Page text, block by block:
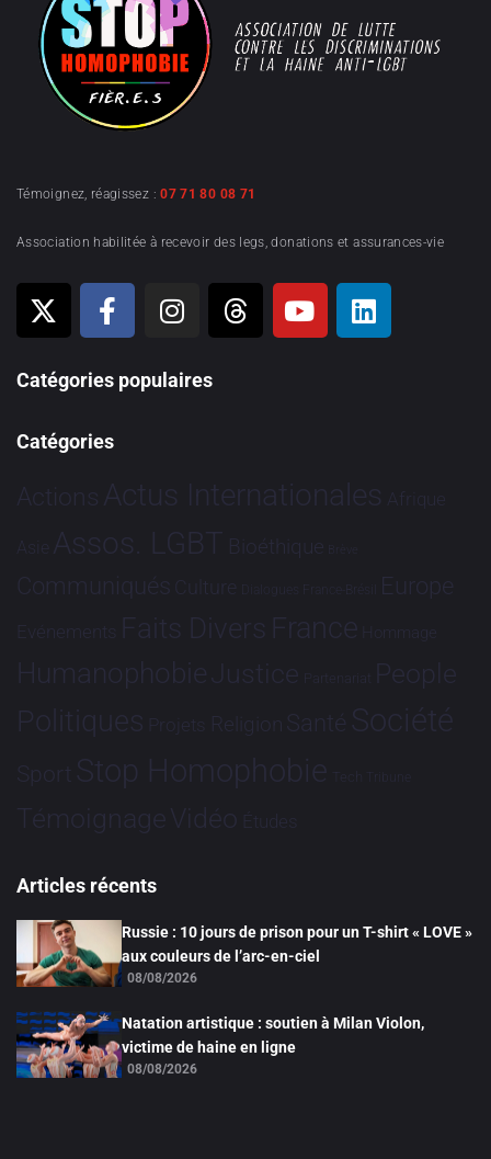
Témoignez, réagissez :07 71 80 08 71
Association habilitée à recevoir des legs, donations et assurances-vie
Catégories populaires
Catégories
Actions Actus Internationales Afrique
Asie Assos. LGBT Bioéthique Brève
Communiqués Culture Dialogues France-Brésil Europe
Evénements Faits Divers France Hommage
HumanophobieJustice Partenariat People
Politiques Projets Religion Santé Société
Sport Stop Homophobie Tech Tribune
TémoignageVidéo Études
Articles récents
Russie : 10 jours de prison pour un T-shirt « LOVE »
aux couleurs de l’arc-en-ciel
08/08/2026
Natation artistique : soutien à Milan Violon,
victime de haine en ligne
08/08/2026